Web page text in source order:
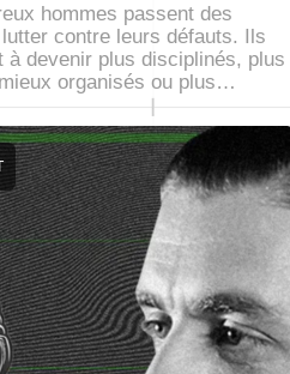
hommes passent des
contre leurs défauts. Ils
à devenir plus disciplinés, plus
organisés ou plus…